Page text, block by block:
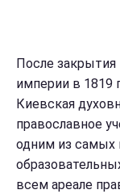
После
империи в 1819
Киевская
православное
одним из
всем ареале